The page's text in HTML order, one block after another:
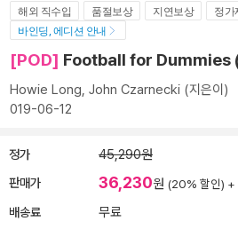
해외 직수입 품절보상 지연보상 정가
바인딩, 에디션 안내
[POD] Football for Dummies
Howie Long, John Czarnecki (지은이)
019-06-12
정가 45,290원
판매가 36,230원 (20% 할인) +
배송료
무료